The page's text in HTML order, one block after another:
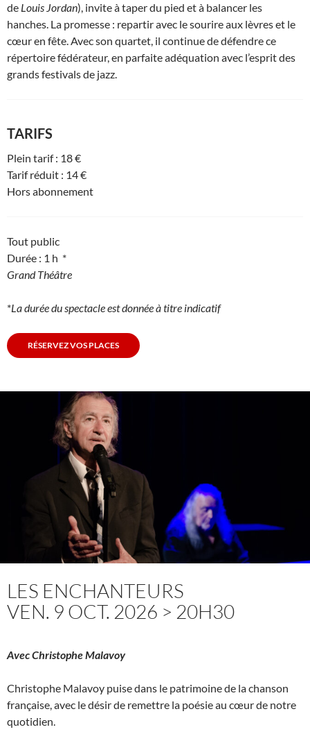
de Louis Jordan), invite à taper du pied et à balancer les
hanches. La promesse : repartir avec le sourire aux lèvres et le
cœur en fête. Avec son quartet, il continue de défendre ce
répertoire fédérateur, en parfaite adéquation avec l’esprit des
grands festivals de jazz.
TARIFS
Plein tarif : 18 €
Tarif réduit : 14 €
Hors abonnement
Tout public
Durée : 1 h *
Grand Théâtre
*La durée du spectacle est donnée à titre indicatif
RÉSERVEZ VOS PLACES
LES ENCHANTEURS
VEN. 9 OCT. 2026 > 20H30
Avec Christophe Malavoy
Christophe Malavoy puise dans le patrimoine de la chanson
française, avec le désir de remettre la poésie au cœur de notre
quotidien.